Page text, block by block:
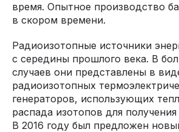
время. Опытное производство
в скором времени.
Радиоизотопные источники
с середины прошлого века. В
случаев они представлены в
радиоизотопных
генераторов, использующих
распада изотопов для получения
В 2016 году был предложен